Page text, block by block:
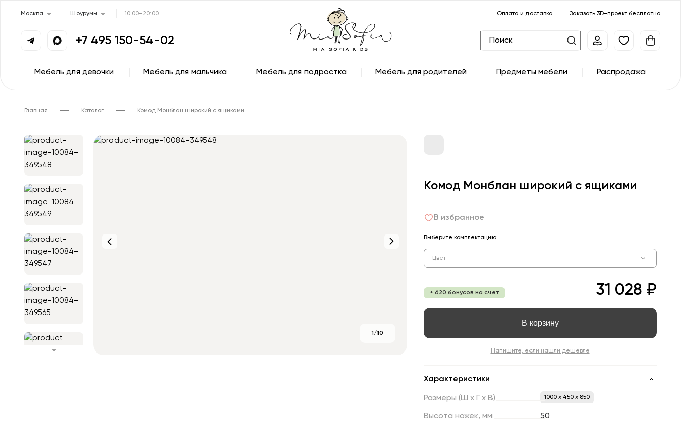
Москва Шоурумы 10:00–20:00 Оплата и доставка Заказать 3D-проект бесплатно
+7 495 150-54-02
Мебель для девочки Мебель для мальчика Мебель для подростка Мебель для родителей Предметы мебели Распродажа
Главная Каталог Комод Монблан широкий с ящиками
1/10
Комод Монблан широкий с ящиками
В избранное
Выберите комплектацию:
Цвет
+ 620 бонусов на счет 31 028 ₽
В корзину
Напишите, если нашли дешевле
Характеристики
Размеры (Ш х Г х В) 1000 x 450 x 850
Высота ножек, мм 50